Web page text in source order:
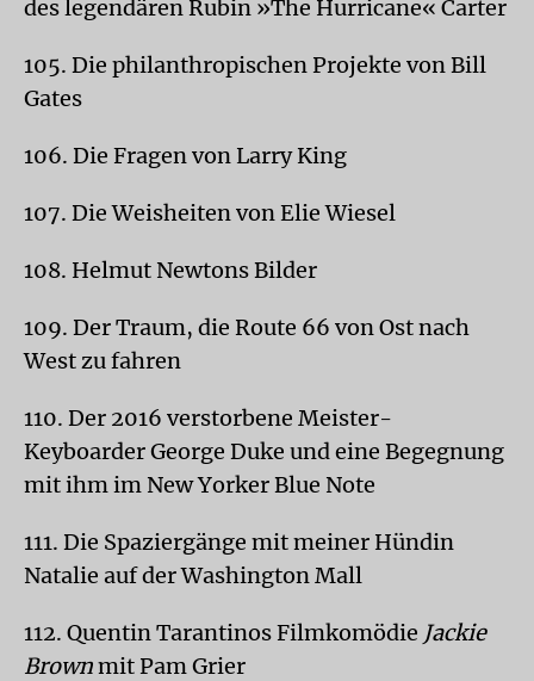
des legendären Rubin »The Hurricane« Carter
105. Die philanthropischen Projekte von Bill
Gates
106. Die Fragen von Larry King
107. Die Weisheiten von Elie Wiesel
108. Helmut Newtons Bilder
109. Der Traum, die Route 66 von Ost nach
West zu fahren
110. Der 2016 verstorbene Meister-
Keyboarder George Duke und eine Begegnung
mit ihm im New Yorker Blue Note
111. Die Spaziergänge mit meiner Hündin
Natalie auf der Washington Mall
112. Quentin Tarantinos Filmkomödie Jackie
Brownmit Pam Grier